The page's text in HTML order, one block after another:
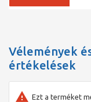
Vélemények
értékelések
Ezt a terméket